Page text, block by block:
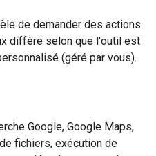
de demander des actions
diffère selon que l'outil est
(géré par vous).
Google, Google Maps,
fichiers, exécution de